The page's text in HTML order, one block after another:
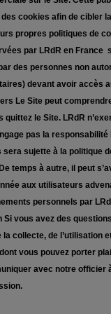
cookies afin de cibler
propres politiques de
par LRdR en
des personnes non
devant avoir accès
Le Site peut
le Site. LRdR
pas la
sujette à la politique
temps à autre, il peut
aux utilisateurs
personnels par
vous avez des
collecte, de l’utilisation
vous pouvez porter
avec notre officier